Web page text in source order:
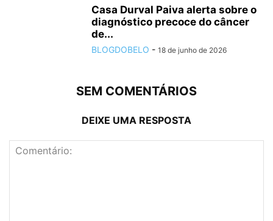
Casa Durval Paiva alerta sobre o
diagnóstico precoce do câncer
de...
BLOGDOBELO - 18 de junho de 2026
SEM COMENTÁRIOS
DEIXE UMA RESPOSTA